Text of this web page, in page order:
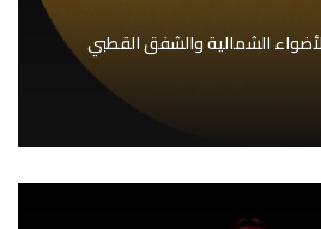
الشمالية والشفق القطبي